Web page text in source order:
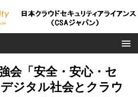
会「安全・安心・セ
ジタル社会とクラウ